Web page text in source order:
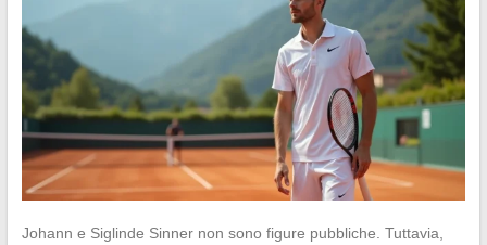
Johann e Siglinde Sinner non sono figure pubbliche. Tuttavia,